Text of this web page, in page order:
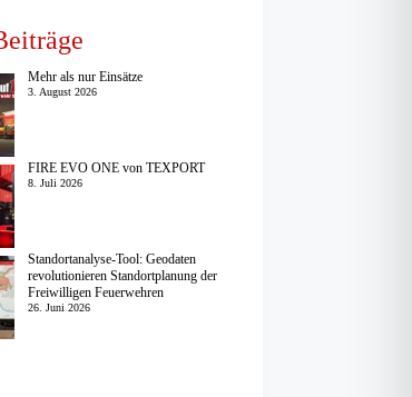
Mehr als nur Einsätze
3. August 2026
FIRE EVO ONE von TEXPORT
8. Juli 2026
Standortanalyse-Tool: Geodaten
revolutionieren Standortplanung der
Freiwilligen Feuerwehren
26. Juni 2026